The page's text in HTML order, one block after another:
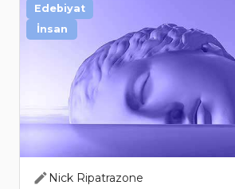
Nick Ripatrazone
Edebiyat
İnsan